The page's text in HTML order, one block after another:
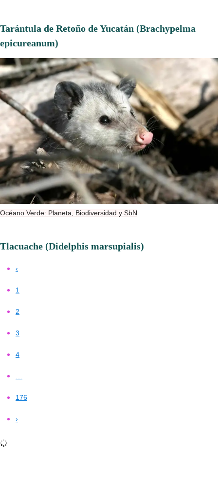
Tarántula de Retoño de Yucatán (Brachypelma
epicureanum)
Océano Verde: Planeta, Biodiversidad y SbN
Tlacuache (Didelphis marsupialis)
‹
1
2
3
4
176
›